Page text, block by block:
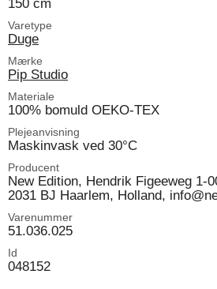
150 cm
Varetype
Duge
Mærke
Pip Studio
Materiale
100% bomuld OEKO-TEX
Plejeanvisning
Maskinvask ved 30°C
Producent
New Edition, Hendrik Figeeweg 1-
2031 BJ Haarlem, Holland,
Varenummer
51.036.025
Id
048152